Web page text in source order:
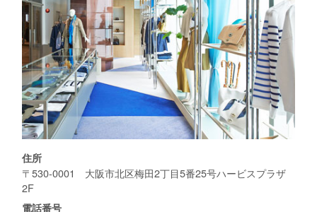
住所
〒530-0001 大阪市北区梅田2丁目5番25号ハービスプラザ
2F
電話番号